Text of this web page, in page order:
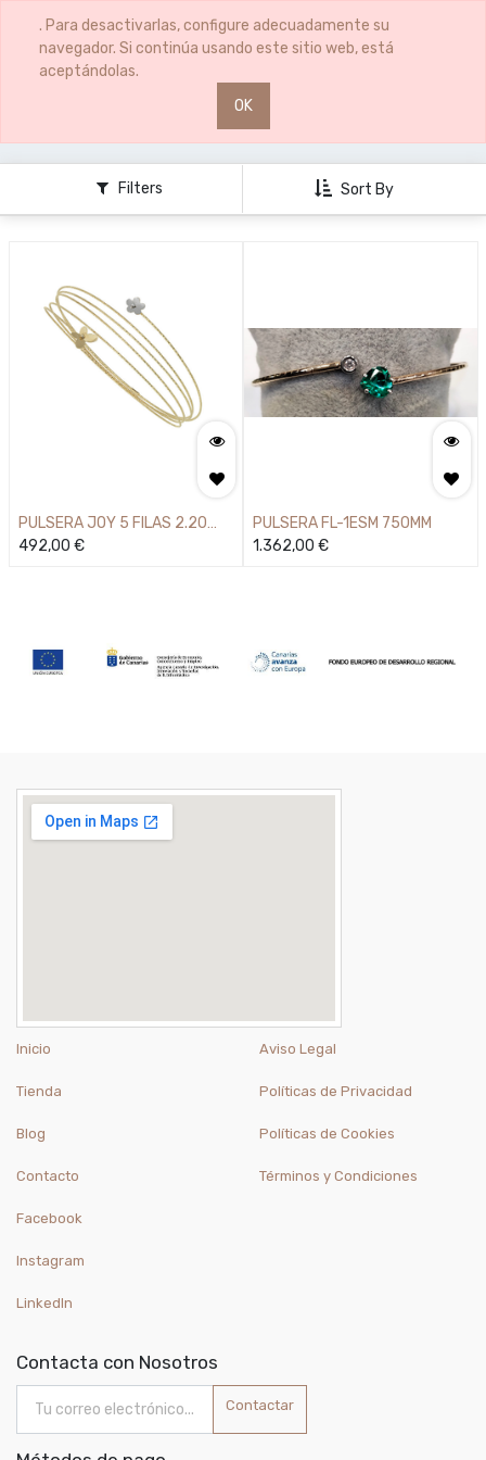
. Para desactivarlas, configure adecuadamente su
navegador. Si continúa usando este sitio web, está
aceptándolas.
OK
0 0
Filters Sort By
PULSERA JOY 5 FILAS 2.20
750MM
492,00 €
PULSERA FL-1ESM 750MM
1.362,00 €
Inicio
Tienda
Blog
Contacto
Aviso Legal
Políticas de Privacidad
Políticas de Cookies
Términos y Condiciones
Facebook
Instagram
LinkedIn
Contacta con Nosotros
Contactar